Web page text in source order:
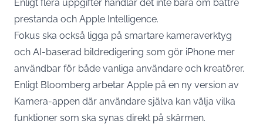
Enligt flera uppgifter handlar det inte bara om bättre
prestanda och Apple Intelligence.
Fokus ska också ligga på smartare kameraverktyg
och AI-baserad bildredigering som gör iPhone mer
användbar för både vanliga användare och kreatörer.
Enligt Bloomberg arbetar Apple på en ny version av
Kamera-appen där användare själva kan välja vilka
funktioner som ska synas direkt på skärmen.